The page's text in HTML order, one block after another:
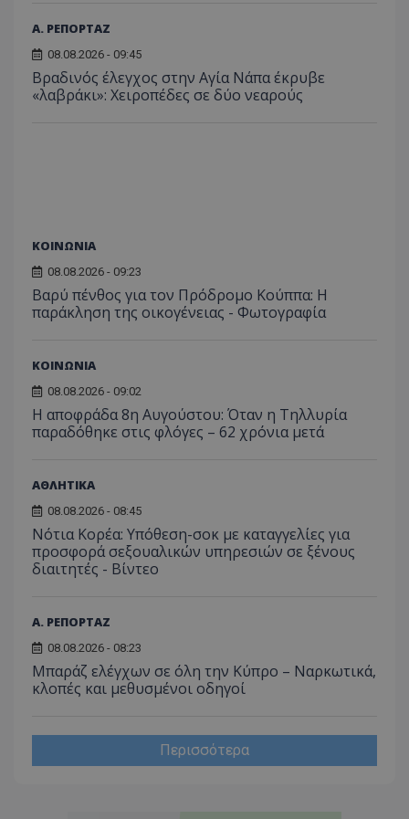
Α. ΡΕΠΟΡΤΑΖ
08.08.2026 - 09:45
Βραδινός έλεγχος στην Αγία Νάπα έκρυβε
«λαβράκι»: Χειροπέδες σε δύο νεαρούς
ΚΟΙΝΩΝΙΑ
08.08.2026 - 09:23
Βαρύ πένθος για τον Πρόδρομο Κούππα: Η
παράκληση της οικογένειας - Φωτογραφία
ΚΟΙΝΩΝΙΑ
08.08.2026 - 09:02
Η αποφράδα 8η Αυγούστου: Όταν η Τηλλυρία
παραδόθηκε στις φλόγες – 62 χρόνια μετά
ΑΘΛΗΤΙΚΑ
08.08.2026 - 08:45
Νότια Κορέα: Υπόθεση-σοκ με καταγγελίες για
προσφορά σεξουαλικών υπηρεσιών σε ξένους
διαιτητές - Bίντεο
Α. ΡΕΠΟΡΤΑΖ
08.08.2026 - 08:23
Μπαράζ ελέγχων σε όλη την Κύπρο – Ναρκωτικά,
κλοπές και μεθυσμένοι οδηγοί
Περισσότερα